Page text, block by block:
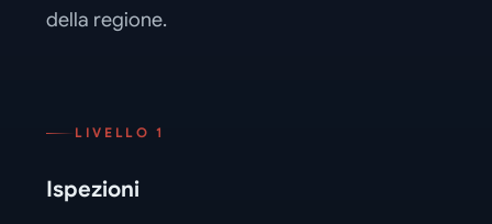
della regione.
LIVELLO 1
Ispezioni